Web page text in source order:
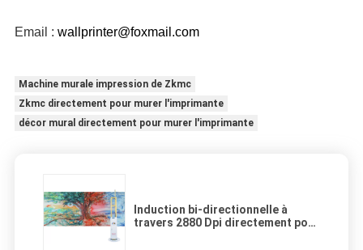
Email : wallprinter@foxmail.com
Machine murale impression de Zkmc
Zkmc directement pour murer l'imprimante
décor mural directement pour murer l'imprimante
Induction bi-directionnelle à
travers 2880 Dpi directement pour